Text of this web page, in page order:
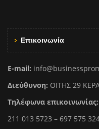
Επικοινωνία
E-mail:
Διεύθυνση: ΟΙΤΗΣ 29
Τηλέφωνα επικοινωνίας:
211 013 5723 – 697 575